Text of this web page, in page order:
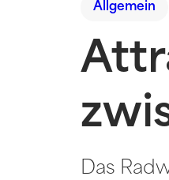
Allgemein
Das